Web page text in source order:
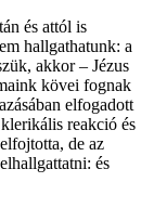
és attól is
hallgathatunk: a
akkor – Jézus
kövei fognak
elfogadott
reakció és
de az
és